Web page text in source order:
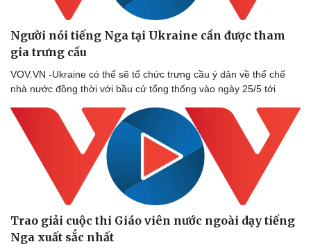
Thể thao
Bóng đá
Lịch thi đấu bóng đá
Thế giới thể thao
Hậu trường
Ô tô - Xe máy
Xe máy
Tư vấn
Người nói tiếng Nga tại Ukraine cần được tham
gia trưng cầu
VOV.VN -Ukraine có thể sẽ tổ chức trưng cầu ý dân về thể chế
nhà nước đồng thời với bầu cử tổng thống vào ngày 25/5 tới
Trao giải cuộc thi Giáo viên nước ngoài dạy tiếng
Nga xuất sắc nhất